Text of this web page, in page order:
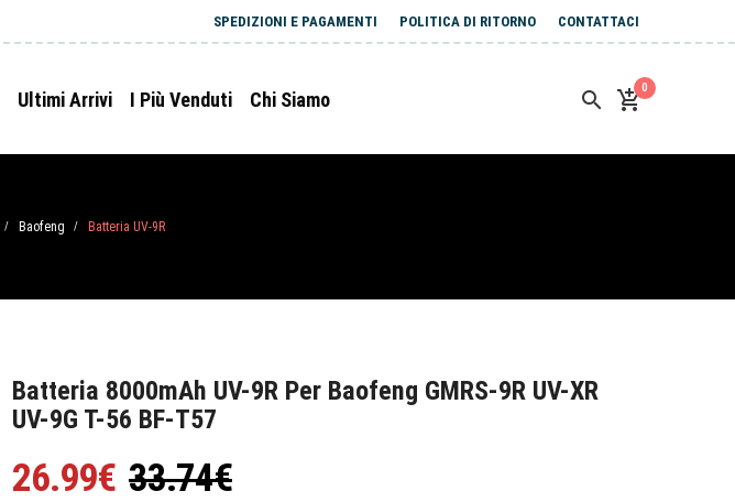
SPEDIZIONI E PAGAMENTI POLITICA DI RITORNO CONTATTACI
Ultimi Arrivi I Più Venduti Chi Siamo
0
/ Baofeng / Batteria UV-9R
Batteria 8000mAh UV-9R Per Baofeng GMRS-9R UV-XR
UV-9G T-56 BF-T57
26.99€ 33.74€